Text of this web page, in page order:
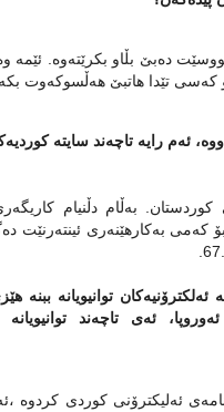
ده‌بێ بڵاو بکرێته‌وه‌. ئێمه‌
و که‌سی تێدا هاتبێ هه‌ڵسوکه‌وت
ئەم رایە تاچەند سایتە
به‌ڵام دڵنیام
که‌می به‌کارهێنه‌ری ئینته‌رنێت
ئەلكترۆنیەكان توانیویانە
ئەى تاچەند
ئه‌لیکترۆنی کوردی کردوه‌